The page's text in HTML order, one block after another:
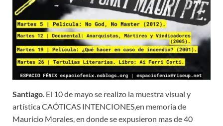
Santiago. El 10 de mayo se realizo la muestra visual y
artística CAÓTICAS INTENCIONES,en memoria de
Mauricio Morales, en donde se expusieron mas de 40